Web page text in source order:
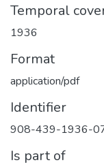
Temporal
1936
Format
application/pdf
Identifier
908-439-1936-
Is part of